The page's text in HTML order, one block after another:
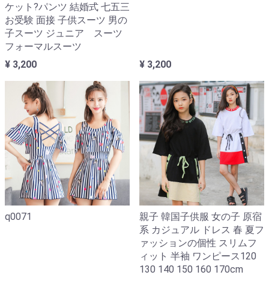
ケット?パンツ 結婚式 七五三
お受験 面接 子供スーツ 男の
子スーツ ジュニア スーツ
フォーマルスーツ
¥ 3,200
¥ 3,200
q0071
親子 韓国子供服 女の子 原宿
系 カジュアル ドレス 春 夏フ
ァッションの個性 スリムフ
ィット 半袖 ワンピース120
130 140 150 160 170cm